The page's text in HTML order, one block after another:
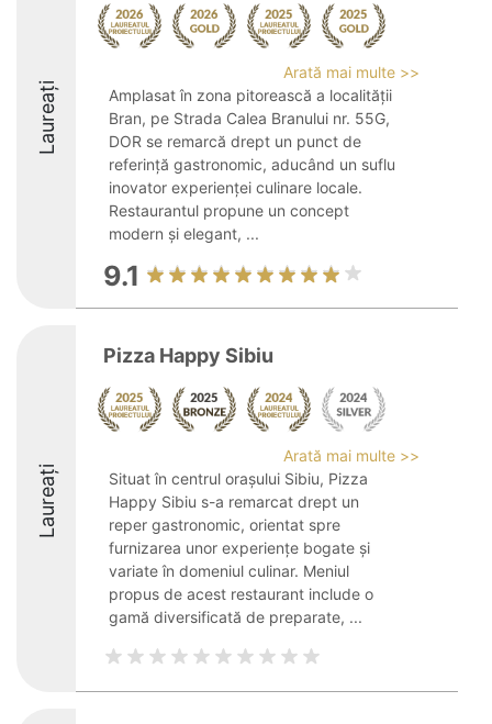
Laureați
Arată mai multe >>
Amplasat în zona pitorească a localității
Bran, pe Strada Calea Branului nr. 55G,
DOR se remarcă drept un punct de
referință gastronomic, aducând un suflu
inovator experienței culinare locale.
Restaurantul propune un concept
modern și elegant, ...
9.1
Laureați
Pizza Happy Sibiu
Arată mai multe >>
Situat în centrul orașului Sibiu, Pizza
Happy Sibiu s-a remarcat drept un
reper gastronomic, orientat spre
furnizarea unor experiențe bogate și
variate în domeniul culinar. Meniul
propus de acest restaurant include o
gamă diversificată de preparate, ...